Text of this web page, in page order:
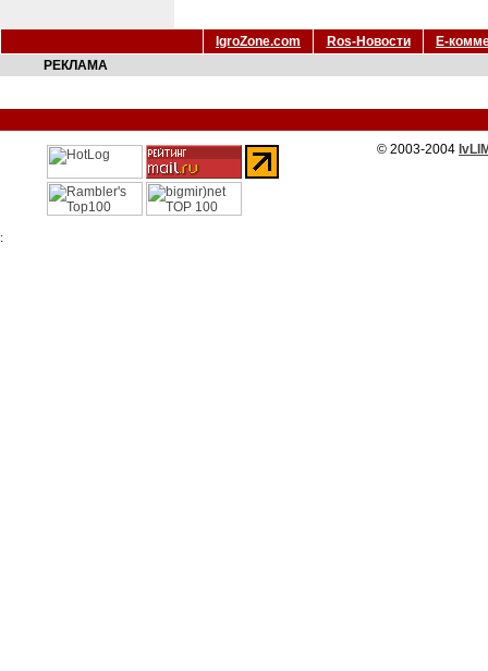
IgroZone.com Ros-Новости
Е-
РЕКЛАМА
© 2003-2004
: